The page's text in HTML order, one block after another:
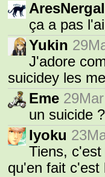
AresNergal
ça a pas
Yukin
J'adore
suicidey les
Eme 29Mar
un suicide
Iyoku
Tiens,
qu'en fait